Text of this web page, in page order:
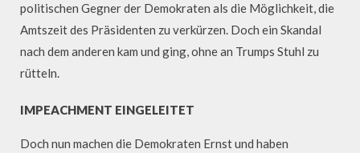
politischen Gegner der Demokraten als die Möglichkeit, die
Amtszeit des Präsidenten zu verkürzen. Doch ein Skandal
nach dem anderen kam und ging, ohne an Trumps Stuhl zu
rütteln.
IMPEACHMENT EINGELEITET
Doch nun machen die Demokraten Ernst und haben